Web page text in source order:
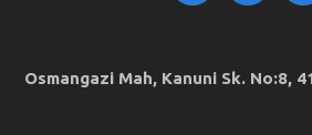
Osmangazi Mah, Kanuni Sk. No:8,